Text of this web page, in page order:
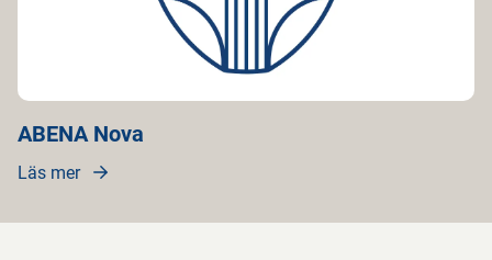
ABENA Nova
Läs mer